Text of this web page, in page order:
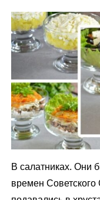
В салатниках. Они
времен